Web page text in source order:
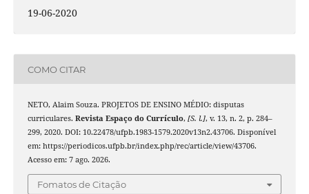
19-06-2020
COMO CITAR
NETO, Alaim Souza. PROJETOS DE ENSINO MÉDIO: disputas
curriculares. Revista Espaço do Currículo, [S. l.], v. 13, n. 2, p. 284–
299, 2020. DOI: 10.22478/ufpb.1983-1579.2020v13n2.43706. Disponível
em: https://periodicos.ufpb.br/index.php/rec/article/view/43706.
Acesso em: 7 ago. 2026.
Fomatos de Citação